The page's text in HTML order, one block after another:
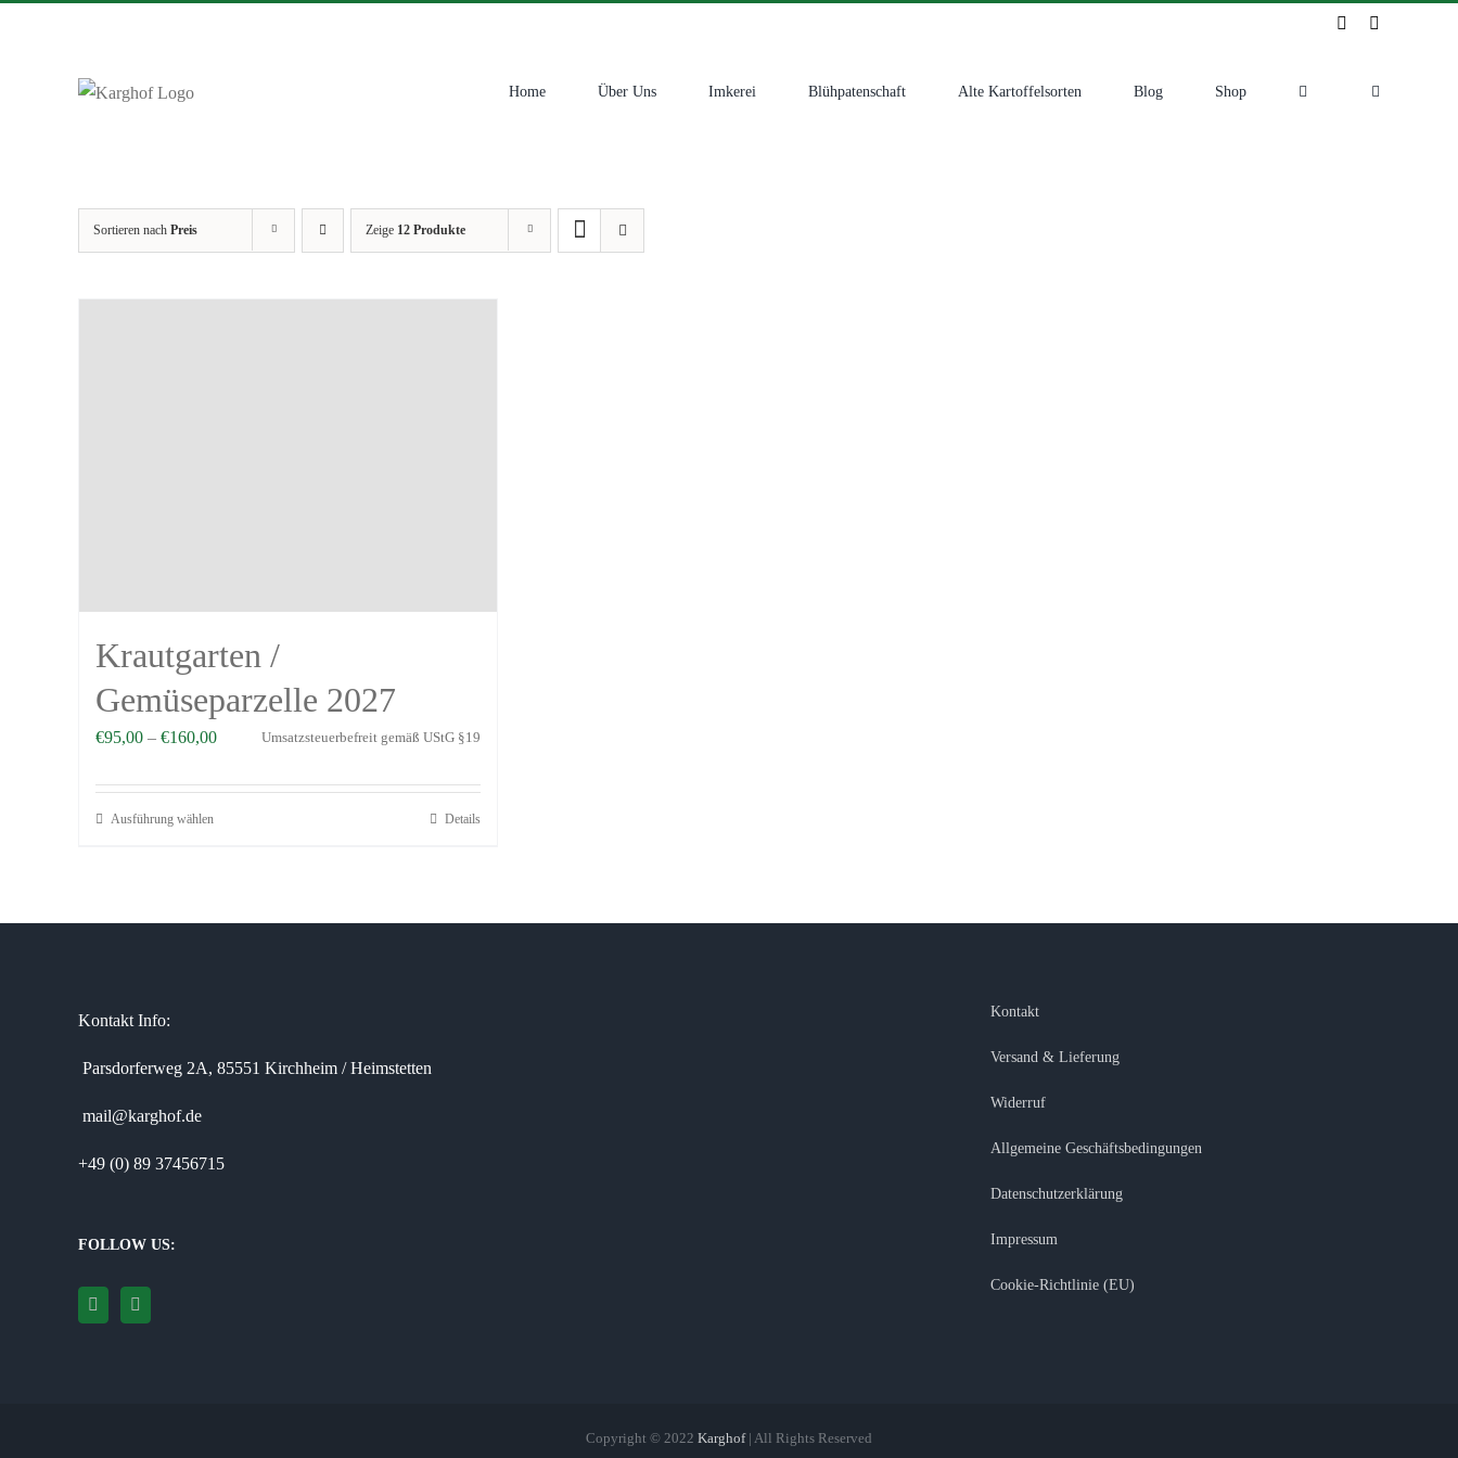
Instagram
Home Über Uns Imkerei Blühpatenschaft Alte Kartoffelsorten Blog Shop
Sortieren nach Preis Zeige 12 Produkte
Krautgarten /
Gemüseparzelle 2027
€95,00 – €160,00 Umsatzsteuerbefreit gemäß UStG §19
Ausführung wählen Details
Kontakt Info:
Parsdorferweg 2A, 85551 Kirchheim / Heimstetten
mail@karghof.de
+49 (0) 89 37456715
FOLLOW US:
Kontakt
Versand & Lieferung
Widerruf
Allgemeine Geschäftsbedingungen
Datenschutzerklärung
Impressum
Cookie-Richtlinie (EU)
Copyright © 2022 Karghof| All Rights Reserved